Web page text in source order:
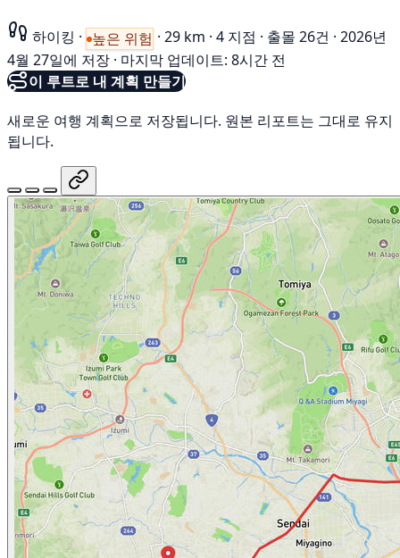
하이킹 · 높은 위험 · 29 km · 4 지점 · 출몰 26건 · 2026년
4월 27일에 저장 · 마지막 업데이트: 8시간 전
이 루트로 내 계획 만들기
새로운 여행 계획으로 저장됩니다. 원본 리포트는 그대로 유지
됩니다.